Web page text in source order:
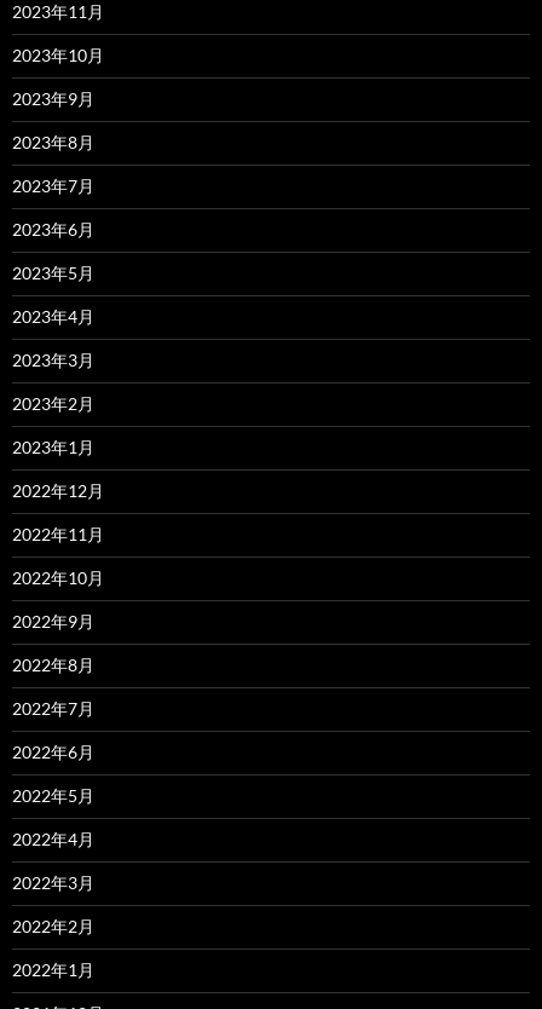
2023年11月
2023年10月
2023年9月
2023年8月
2023年7月
2023年6月
2023年5月
2023年4月
2023年3月
2023年2月
2023年1月
2022年12月
2022年11月
2022年10月
2022年9月
2022年8月
2022年7月
2022年6月
2022年5月
2022年4月
2022年3月
2022年2月
2022年1月